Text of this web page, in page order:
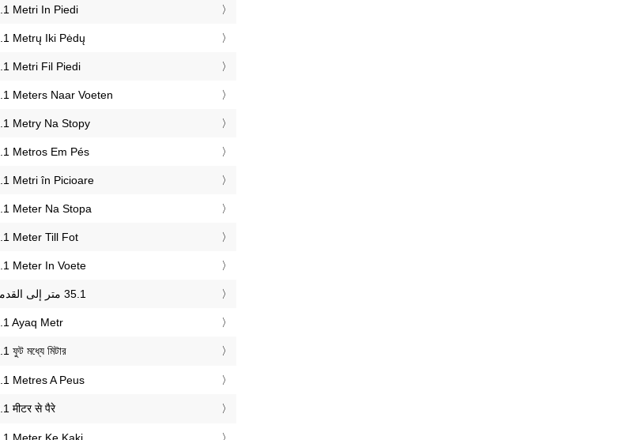
Metri In Piedi
Metrų Iki Pėdų
Metri Fil Piedi
Meters Naar Voeten
Metry Na Stopy
Metros Em Pés
Metri în Picioare
Meter Na Stopa
Meter Till Fot
Meter In Voete
Ayaq Metr
ফুট মধ্যে মিটার
Metres A Peus
मीटर से पैरे